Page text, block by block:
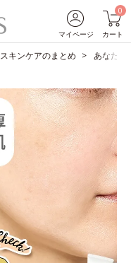
マイページ
0
カート
スキンケアのまとめ あなたは